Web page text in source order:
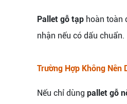
Pallet gỗ tạp hoàn toàn
nhận nếu có dấu chuẩn.
Trường Hợp Không Nên
Nếu chỉ dùng pallet gỗ